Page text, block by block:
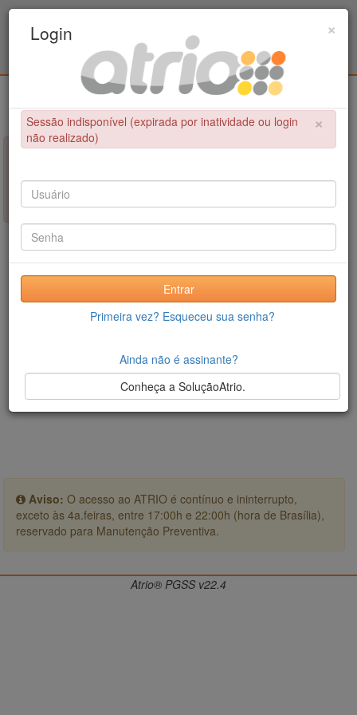
Metalúrgica e de Materiais - COPPE / UFRJ
×
NÃO FOI POSSÍVEL CONCLUIR A OPERAÇÃO
Sessão indisponível (expirada por inatividade ou login não
realizado)
Aviso: O acesso ao ATRIO é contínuo e ininterrupto,
exceto às 4a.feiras, entre 17:00h e 22:00h (hora de Brasília),
reservado para Manutenção Preventiva.
×
Login
×
Sessão indisponível (expirada por inatividade ou login
não realizado)
Entrar
Primeira vez? Esqueceu sua senha?
Ainda não é assinante?
Conheça a SoluçãoAtrio.
Atrio® PGSS v22.4